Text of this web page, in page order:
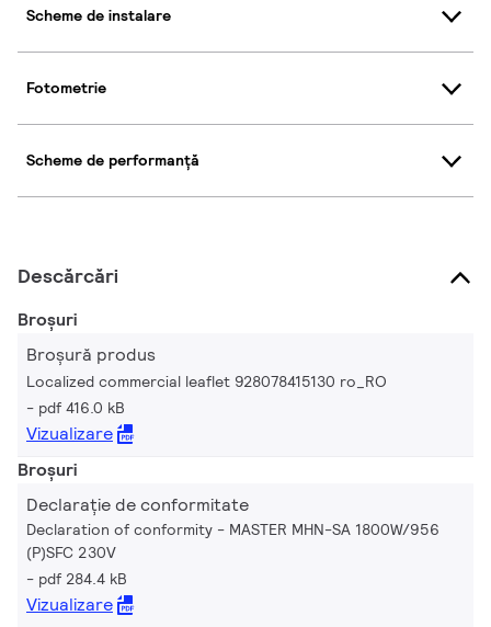
Scheme de instalare
Fotometrie
Scheme de performanță
Descărcări
Broșuri
Broșură produs
Localized commercial leaflet 928078415130 ro_RO
pdf 416.0 kB
Vizualizare
Broșuri
Declarație de conformitate
Declaration of conformity - MASTER MHN-SA 1800W/956
(P)SFC 230V
pdf 284.4 kB
Vizualizare